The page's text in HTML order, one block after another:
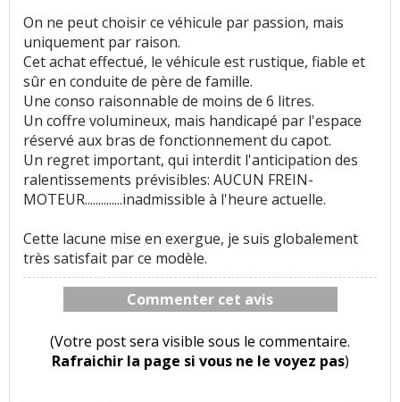
On ne peut choisir ce véhicule par passion, mais
uniquement par raison.
Cet achat effectué, le véhicule est rustique, fiable et
sûr en conduite de père de famille.
Une conso raisonnable de moins de 6 litres.
Un coffre volumineux, mais handicapé par l'espace
réservé aux bras de fonctionnement du capot.
Un regret important, qui interdit l'anticipation des
ralentissements prévisibles: AUCUN FREIN-
MOTEUR..............inadmissible à l'heure actuelle.
Cette lacune mise en exergue, je suis globalement
très satisfait par ce modèle.
Commenter cet avis
(Votre post sera visible sous le commentaire.
Rafraichir la page si vous ne le voyez pas)